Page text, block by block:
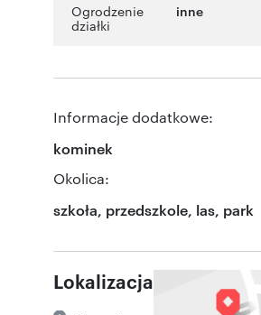
Ogrodzenie
działki
inne
Informacje dodatkowe:
kominek
Okolica:
szkoła, przedszkole, las, park
Lokalizacja